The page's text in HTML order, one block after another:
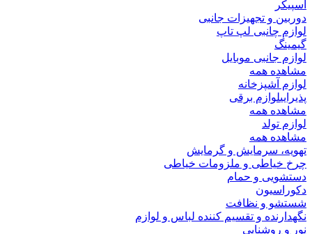
اسپیکر
دوربین و تجهیزات جانبی
لوازم چانبی لپ تاپ
گیمینگ
لوازم جانبی موبایل
مشاهده همه
لوازم آشپزخانه
پذیراییلوازم برقی
مشاهده همه
لوازم تولد
مشاهده همه
تهویه، سرمایش و گرمایش
چرخ خیاطی و ملزومات خیاطی
دستشویی و حمام
دکوراسیون
شستشو و نظافت
نگهدارنده و تقسیم کننده لباس و لوازم
نور و روشنایی